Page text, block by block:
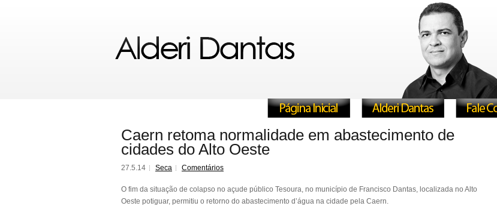
Caern retoma normalidade em abastecimento de
cidades do Alto Oeste
27.5.14 Seca Comentários
O fim da situação de colapso no açude público Tesoura, no município de Francisco Dantas, localizada no Alto
Oeste potiguar, permitiu o retorno do abastecimento d’água na cidade pela Caern.